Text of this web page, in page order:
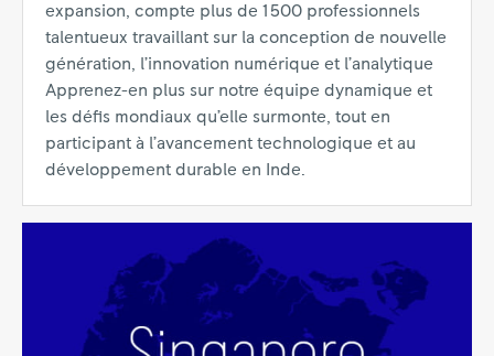
expansion, compte plus de 1 500 professionnels
talentueux travaillant sur la conception de nouvelle
génération, l’innovation numérique et l’analytique
Apprenez-en plus sur notre équipe dynamique et
les défis mondiaux qu’elle surmonte, tout en
participant à l’avancement technologique et au
développement durable en Inde.